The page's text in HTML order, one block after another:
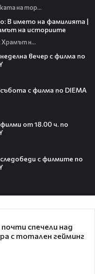
Черешката на тортата
В името на фамилията |
на историите
Мон Дьо: Храмът на историите
вечер с филма по
с филма по DIEMA
от 18.00 ч. по
с филмите по
спечели над
с тотален гейминг